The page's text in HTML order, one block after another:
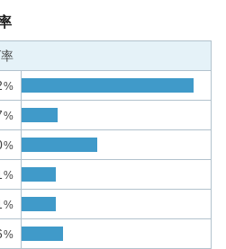
%
%
%
%
%
%